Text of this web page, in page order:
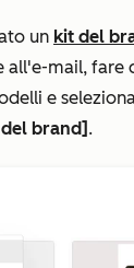
un kit del
all'e-mail, fare
e
brand] .